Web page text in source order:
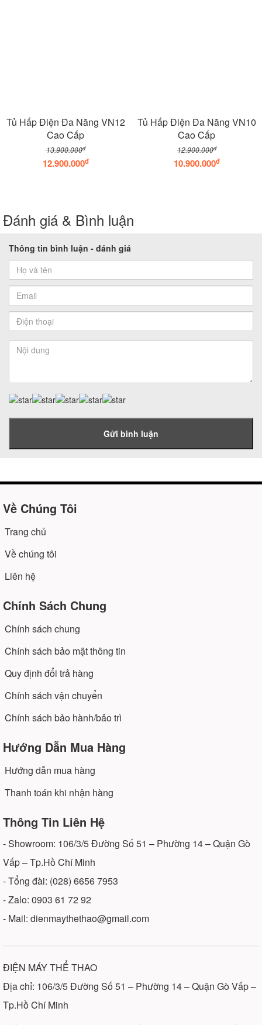
Tủ Hấp Điện Đa Năng VN12
Cao Cấp
13.900.000đ
12.900.000đ
Tủ Hấp Điện Đa Năng VN10
Cao Cấp
12.900.000đ
10.900.000đ
Đánh giá & Bình luận
Thông tin bình luận - đánh giá
Gửi bình luận
Về Chúng Tôi
Trang chủ
Về chúng tôi
Liên hệ
Chính Sách Chung
Chính sách chung
Chính sách bảo mật thông tin
Quy định đổi trả hàng
Chính sách vận chuyển
Chính sách bảo hành/bảo trì
Hướng Dẫn Mua Hàng
Hướng dẫn mua hàng
Thanh toán khi nhận hàng
Thông Tin Liên Hệ
- Showroom: 106/3/5 Đường Số 51 – Phường 14 – Quận Gò
Vấp – Tp.Hồ Chí Minh
- Tổng đài: (028) 6656 7953
- Zalo: 0903 61 72 92
- Mail: dienmaythethao@gmail.com
ĐIỆN MÁY THỂ THAO
Địa chỉ: 106/3/5 Đường Số 51 – Phường 14 – Quận Gò Vấp –
Tp.Hồ Chí Minh